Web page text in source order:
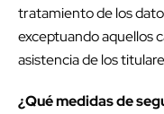
tratamiento de los
exceptuando aquellos
asistencia de los
¿Qué medidas de